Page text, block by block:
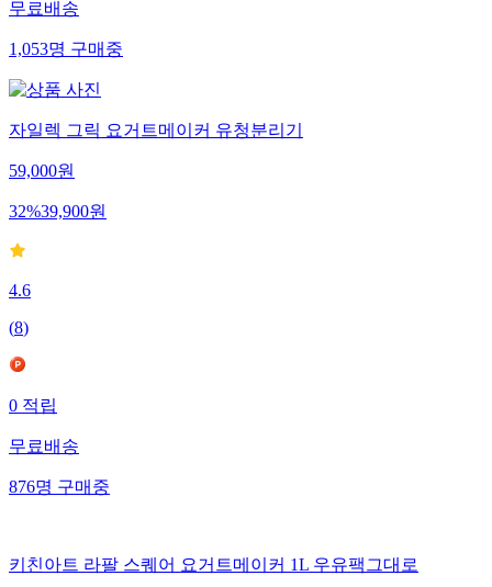
무료배송
1,053명구매중
자일렉 그릭 요거트메이커 유청분리기
59,000원
32%39,900원
4.6
(8)
0적립
무료배송
876명구매중
키친아트 라팔 스퀘어 요거트메이커 1L 우유팩그대로